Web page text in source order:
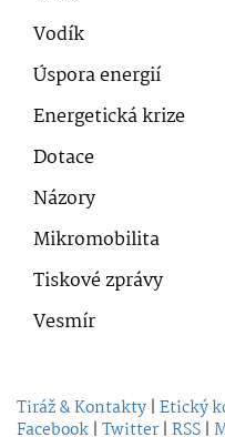
Vodík
Úspora energií
Energetická krize
Dotace
Názory
Mikromobilita
Tiskové zprávy
Vesmír
Tiráž & Kontakty | Etický
Facebook | Twitter | RSS |